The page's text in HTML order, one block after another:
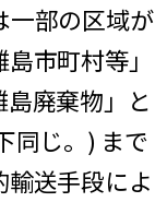
部の区域が
市町村等」
廃棄物」と
同じ。) まで
送手段によ